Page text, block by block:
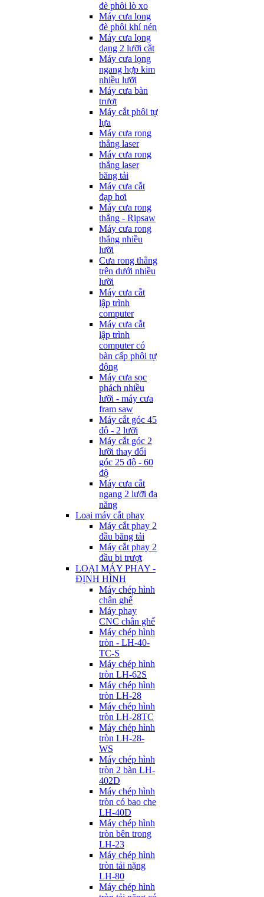
đè phôi lò xo
Máy cưa lọng
đè phôi khí nén
Máy cưa lọng
dạng 2 lưỡi cắt
Máy cưa lọng
ngang hợp kim
nhiều lưỡi
Máy cưa bàn
trượt
Máy cắt phôi tự
lựa
Máy cưa rong
thẳng laser
Máy cưa rong
thẳng laser
băng tải
Máy cưa cắt
đạp hơi
Máy cưa rong
thẳng - Ripsaw
Máy cưa rong
thẳng nhiều
lưỡi
Cưa rong thẳng
trên dưới nhiều
lưỡi
Máy cưa cắt
lập trình
computer
Máy cưa cắt
lập trình
computer có
bàn cấp phôi tự
động
Máy cưa sọc
phách nhiều
lưỡi - máy cưa
fram saw
Máy cắt góc 45
độ - 2 lưỡi
Máy cắt góc 2
lưỡi thay đổi
góc 25 độ - 60
độ
Máy cưa cắt
ngang 2 lưỡi đa
năng
Loại máy cắt phay
Máy cắt phay 2
đầu băng tải
Máy cắt phay 2
đầu bi trượt
LOẠI MÁY PHAY -
ĐỊNH HÌNH
Máy chép hình
chân ghế
Máy phay
CNC chân ghế
Máy chép hình
tròn - LH-40-
TC-S
Máy chép hình
tròn LH-62S
Máy chép hình
tròn LH-28
Máy chép hình
tròn LH-28TC
Máy chép hình
tròn LH-28-
WS
Máy chép hình
tròn 2 bàn LH-
402D
Máy chép hình
tròn có bao che
LH-40D
Máy chép hình
tròn bên trong
LH-23
Máy chép hình
tròn tải nặng
LH-80
Máy chép hình